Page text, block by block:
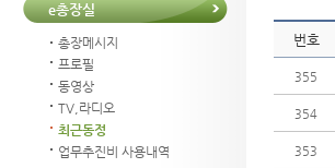
e총장실
총장메시지
프로필
동영상
TV,라디오
최근동정
업무추진비 사용내역
번호
355
354
353